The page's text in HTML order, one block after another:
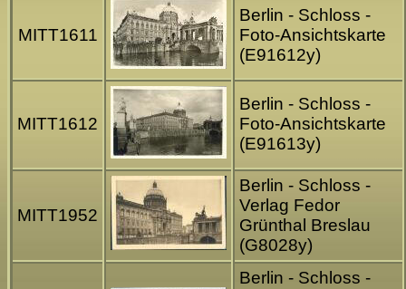
MITT1611
Berlin - Schloss -
Foto-Ansichtskarte
(E91612y)
MITT1612
Berlin - Schloss -
Foto-Ansichtskarte
(E91613y)
MITT1952
Berlin - Schloss -
Verlag Fedor
Grünthal Breslau
(G8028y)
Berlin - Schloss -